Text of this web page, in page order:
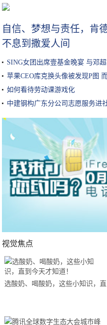
大姐校门外卖小吃，常被家长常
自信、梦想与责任，肯
不息到撒爱人间
SING女团出席壹基金晚宴 与邓
苹果CEO库克换头像被发现P图
如何看待劳动课游戏化
中建钢构广东分公司志愿服务进
视觉焦点
选酸奶、喝酸奶，这些小知识，直